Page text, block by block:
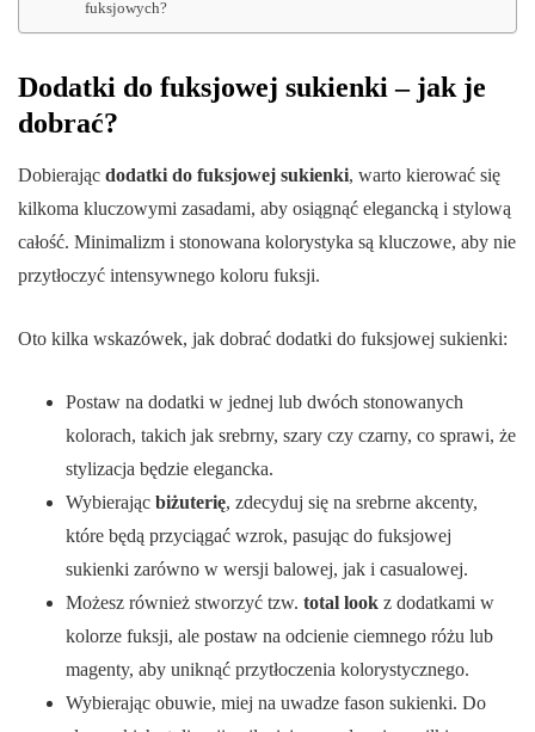
fuksjowych?
Dodatki do fuksjowej sukienki – jak je
dobrać?
Dobierając dodatki do fuksjowej sukienki, warto kierować się
kilkoma kluczowymi zasadami, aby osiągnąć elegancką i stylową
całość. Minimalizm i stonowana kolorystyka są kluczowe, aby nie
przytłoczyć intensywnego koloru fuksji.
Oto kilka wskazówek, jak dobrać dodatki do fuksjowej sukienki:
Postaw na dodatki w jednej lub dwóch stonowanych
kolorach, takich jak srebrny, szary czy czarny, co sprawi, że
stylizacja będzie elegancka.
Wybierając biżuterię, zdecyduj się na srebrne akcenty,
które będą przyciągać wzrok, pasując do fuksjowej
sukienki zarówno w wersji balowej, jak i casualowej.
Możesz również stworzyć tzw. total look z dodatkami w
kolorze fuksji, ale postaw na odcienie ciemnego różu lub
magenty, aby uniknąć przytłoczenia kolorystycznego.
Wybierając obuwie, miej na uwadze fason sukienki. Do